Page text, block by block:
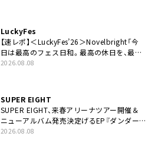
LuckyFes
【速レポ】＜LuckyFes’26＞Novelbright「今
日は最高のフェス日和。最高の休日を、最高
の夏休みを作っていきたい」
2026.08.08
SUPER EIGHT
SUPER EIGHT、来春アリーナツアー開催＆
ニューアルバム発売決定げるEP『ダンダー
ラ』本日リリース
2026.08.08